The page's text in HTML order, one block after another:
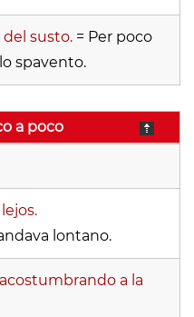
del susto. = Per poco
spavento.
a poco
lontano.
a la